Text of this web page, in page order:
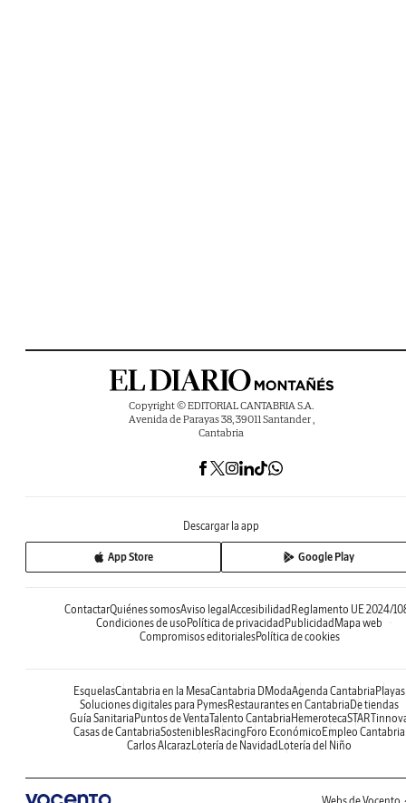
Copyright © EDITORIAL CANTABRIA S.A.
Avenida de Parayas 38, 39011 Santander ,
Cantabria
Descargar la app
App Store Google Play
ContactarQuiénes somosAviso legalAccesibilidadReglamento UE 2024/
Condiciones de usoPolítica de privacidadPublicidadMapa web
Compromisos editorialesPolítica de cookies
EsquelasCantabria en la MesaCantabria DModaAgenda CantabriaPlayas
Soluciones digitales para PymesRestaurantes en CantabriaDe tiendas
Guía SanitariaPuntos de VentaTalento CantabriaHemeroteca
Casas de CantabriaSosteniblesRacingForo EconómicoEmpleo Cantabria
Carlos AlcarazLotería de NavidadLotería del Niño